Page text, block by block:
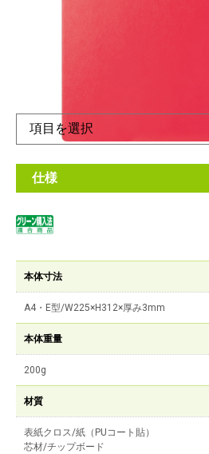
仕様
本体寸法
A4・E型/W225×H312×厚み3mm
本体重量
200g
材質
表紙クロス/紙（PUコート貼）
芯材/チップボード